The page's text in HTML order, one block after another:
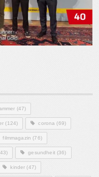
(47)
(124) corona (69)
filmmagazin (76)
gesundheit(36)
kinder (47)